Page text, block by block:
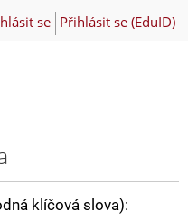
se Přihlásit se (EduID)
klíčová slova):